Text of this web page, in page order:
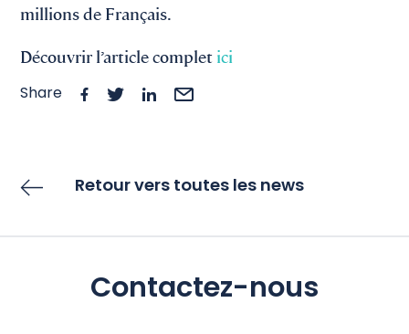
millions de Français.
Découvrir l’article complet ici
Share
Retour vers toutes les news
Contactez-nous